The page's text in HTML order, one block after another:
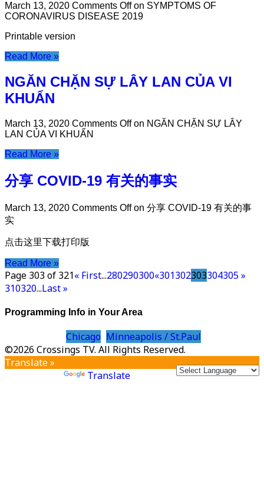
March 13, 2020 Comments Offon SYMPTOMS OF
CORONAVIRUS DISEASE 2019
Printable version
Read More »
NGĂN CHẶN SỰ LÂY LAN CỦA VI
KHUẨN
March 13, 2020 Comments Offon NGĂN CHẶN SỰ LÂY
LAN CỦA VI KHUẨN
Read More »
分享 COVID-19 有关的事实
March 13, 2020 Comments Offon 分享 COVID-19 有关的事
实
点击这里下载打印版
Read More »
Page 303 of 321« First...280290300«301302303304305»
310320...Last »
Programming Info in Your Area
Chicago Minneapolis / St.Paul
©2026 Crossings TV. All Rights Reserved.
Translate »
Translate